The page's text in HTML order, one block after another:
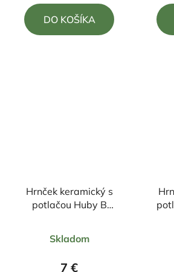
z
DO KOŠÍKA
Hrnček keramický s
potlačou Huby B
hodnotenie
produktu
Skladom
7 €